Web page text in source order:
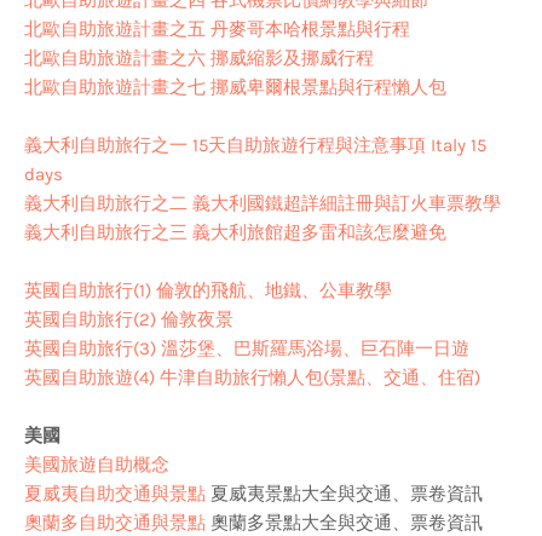
北歐自助旅遊計畫之五 丹麥哥本哈根景點與行程
北歐自助旅遊計畫之六 挪威縮影及挪威行程
北歐自助旅遊計畫之七 挪威卑爾根景點與行程懶人包
義大利自助旅行之一 15天自助旅遊行程與注意事項 Italy 15
days
義大利自助旅行之二 義大利國鐵超詳細註冊與訂火車票教學
義大利自助旅行之三 義大利旅館超多雷和該怎麼避免
英國自助旅行(1) 倫敦的飛航、地鐵、公車教學
英國自助旅行(2) 倫敦夜景
英國自助旅行(3) 溫莎堡、巴斯羅馬浴場、巨石陣一日遊
英國自助旅遊(4) 牛津自助旅行懶人包(景點、交通、住宿)
美國
美國旅遊自助概念
夏威夷自助交通與景點 夏威夷景點大全與交通、票卷資訊
奧蘭多自助交通與景點 奧蘭多景點大全與交通、票卷資訊